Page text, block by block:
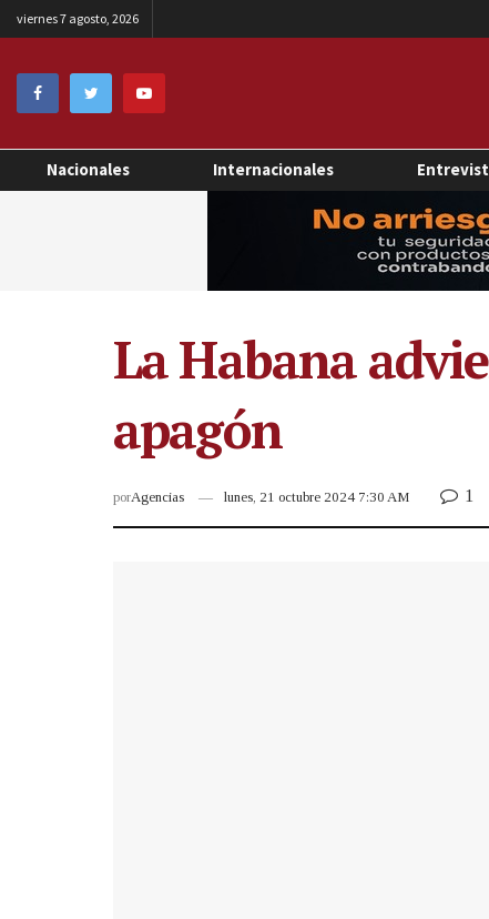
viernes 7 agosto, 2026
Nacionales Internacionales
La Habana
apagón
porAgencias lunes, 21 octubre 2024 7:30 AM 1